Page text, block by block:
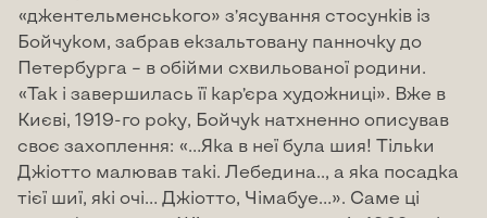
«джентельменського» з’ясування стосунків із
Бойчуком, забрав екзальтовану панночку до
Петербурга – в обійми схвильованої родини.
«Так і завершилась її кар’єра художниці». Вже в
Києві, 1919-го року, Бойчук натхненно описував
своє захоплення: «…Яка в неї була шия! Тільки
Джіотто малював такі. Лебедина.., а яка посадка
тієї шиї, які очі… Джіотто, Чімабуе…». Саме ці